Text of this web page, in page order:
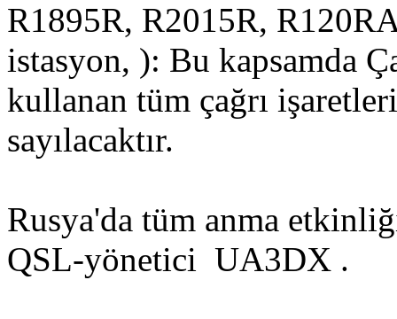
R1895R, R2015R,
istasyon, ): Bu kapsamda
kullanan tüm çağrı
sayılacaktır.
Rusya'da tüm anma
QSL-yönetici UA3DX .